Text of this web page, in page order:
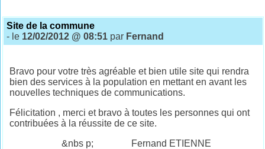
Site de la commune
- le 12/02/2012 @ 08:51 par Fernand
Bravo pour votre très agréable et bien utile site qui rendra
bien des services à la population en mettant en avant les
nouvelles techniques de communications.
Félicitation , merci et bravo à toutes les personnes qui ont
contribuées à la réussite de ce site.
&nbs p; Fernand ETIENNE